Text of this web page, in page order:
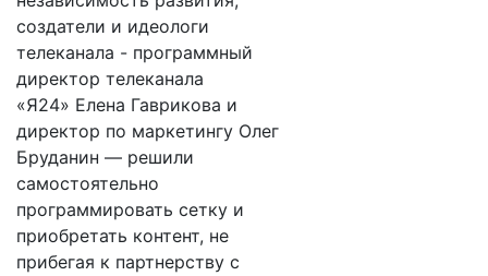
создатели и идеологи
телеканала - программный
директор телеканала
«Я24» Елена Гаврикова и
директор по маркетингу Олег
Бруданин — решили
самостоятельно
программировать сетку и
приобретать контент, не
прибегая к партнерству с